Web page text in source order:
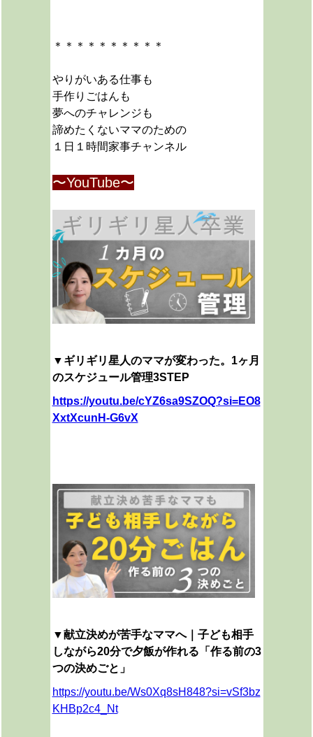
＊＊＊＊＊＊＊＊＊＊
やりがいある仕事も
手作りごはんも
夢へのチャレンジも
諦めたくないママのための
１日１時間家事チャンネル
〜YouTube〜
▼ギリギリ星人のママが変わった。1ヶ月
のスケジュール管理3STEP
https://youtu.be/cYZ6sa9SZOQ?si=EO8
XxtXcunH-G6vX
▼献立決めが苦手なママへ｜子ども相手
しながら20分で夕飯が作れる「作る前の3
つの決めごと」
https://youtu.be/Ws0Xq8sH848?si=vSf3bz
KHBp2c4_Nt